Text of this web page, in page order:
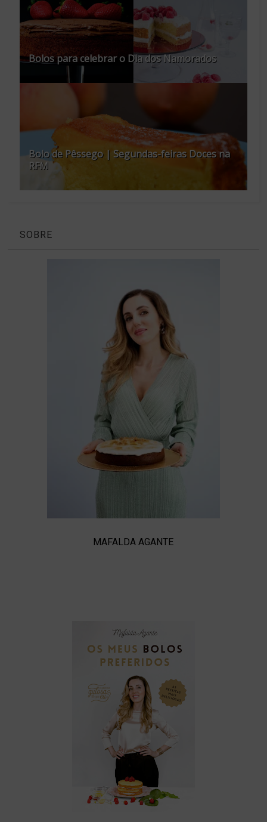
Bolos para celebrar o Dia dos Namorados
Bolo de Pêssego | Segundas-feiras Doces na
RFM
SOBRE
MAFALDA AGANTE